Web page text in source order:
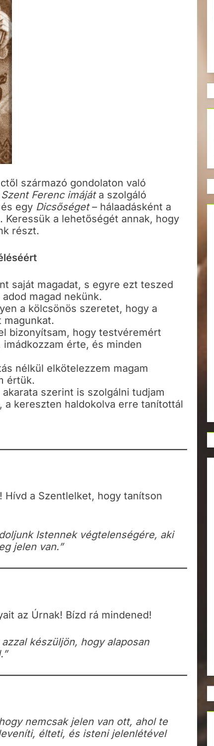
származó gondolaton való
Szent Ferenc imájáta szolgáló
és egy Dicsőséget– hálaadásként a
a lehetőségét annak, hogy
részt.
saját magadat, s egyre ezt teszed
magad nekünk.
a kölcsönös szeretet, hogy a
magunkat.
bizonyítsam, hogy testvéremért
érte, és minden
nélkül elkötelezzem magam
értük.
szerint is szolgálni tudjam
kereszten haldokolva erre tanítottál
Hívd a Szentlelket, hogy tanítson
Istennek végtelenségére, aki
jelen van.”
az Úrnak! Bízd rá mindened!
készüljön, hogy alaposan
nemcsak jelen van ott, ahol te
élteti, és isteni jelenlétével